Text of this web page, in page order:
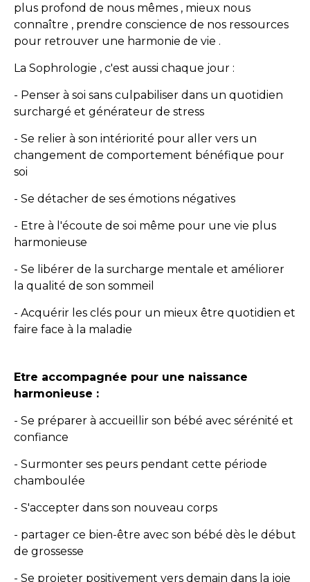
plus profond de nous mêmes , mieux nous
connaître , prendre conscience de nos ressources
pour retrouver une harmonie de vie .
La Sophrologie , c'est aussi chaque jour :
- Penser à soi sans culpabiliser dans un quotidien
surchargé et générateur de stress
- Se relier à son intériorité pour aller vers un
changement de comportement bénéfique pour
soi
- Se détacher de ses émotions négatives
- Etre à l'écoute de soi même pour une vie plus
harmonieuse
- Se libérer de la surcharge mentale et améliorer
la qualité de son sommeil
- Acquérir les clés pour un mieux être quotidien et
faire face à la maladie
Etre accompagnée pour une naissance
harmonieuse :
- Se préparer à accueillir son bébé avec sérénité et
confiance
- Surmonter ses peurs pendant cette période
chamboulée
- S'accepter dans son nouveau corps
- partager ce bien-être avec son bébé dès le début
de grossesse
- Se projeter positivement vers demain dans la joie